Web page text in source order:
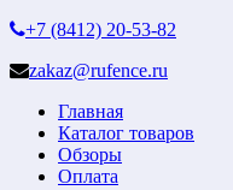
+7 (8412) 20-53-82
zakaz@rufence.ru
Главная
Каталог товаров
Обзоры
Оплата